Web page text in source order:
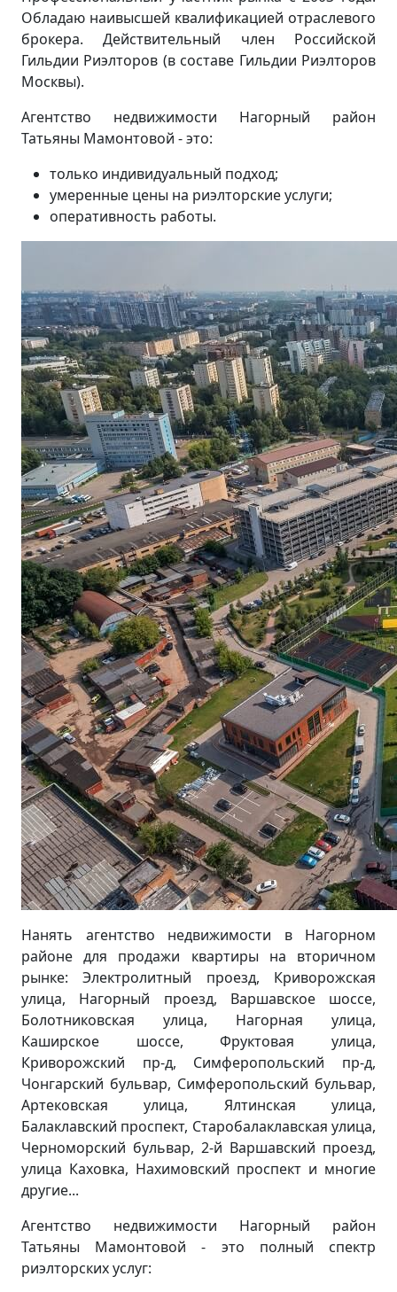
Обладаю наивысшей квалификацией отраслевого
брокера. Действительный член Российской
Гильдии Риэлторов (в составе Гильдии Риэлторов
Москвы).
Агентство недвижимости Нагорный район
Татьяны Мамонтовой - это:
только индивидуальный подход;
умеренные цены на риэлторские услуги;
оперативность работы.
Нанять агентство недвижимости в Нагорном
районе для продажи квартиры на вторичном
рынке: Электролитный проезд, Криворожская
улица, Нагорный проезд, Варшавское шоссе,
Болотниковская улица, Нагорная улица,
Каширское шоссе, Фруктовая улица,
Криворожский пр-д, Симферопольский пр-д,
Чонгарский бульвар, Симферопольский бульвар,
Артековская улица, Ялтинская улица,
Балаклавский проспект, Старобалаклавская улица,
Черноморский бульвар, 2-й Варшавский проезд,
улица Каховка, Нахимовский проспект и многие
другие...
Агентство недвижимости Нагорный район
Татьяны Мамонтовой - это полный спектр
риэлторских услуг: